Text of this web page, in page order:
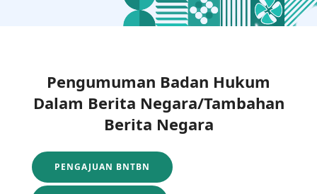
Pengumuman Badan Hukum
Dalam Berita Negara/Tambahan
Berita Negara
PENGAJUAN BNTBN